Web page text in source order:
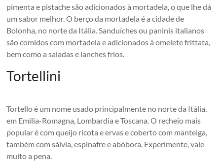
pimenta e pistache são adicionados à mortadela, o que lhe dá
um sabor melhor. O berço da mortadela é a cidade de
Bolonha, no norte da Itália. Sanduíches ou paninis italianos
são comidos com mortadela e adicionados à omelete frittata,
bem como a saladas e lanches frios.
Tortellini
Tortello é um nome usado principalmente no norte da Itália,
em Emilia-Romagna, Lombardia e Toscana. O recheio mais
popular é com queijo ricota e ervas e coberto com manteiga,
também com sálvia, espinafre e abóbora. Experimente, vale
muito a pena.